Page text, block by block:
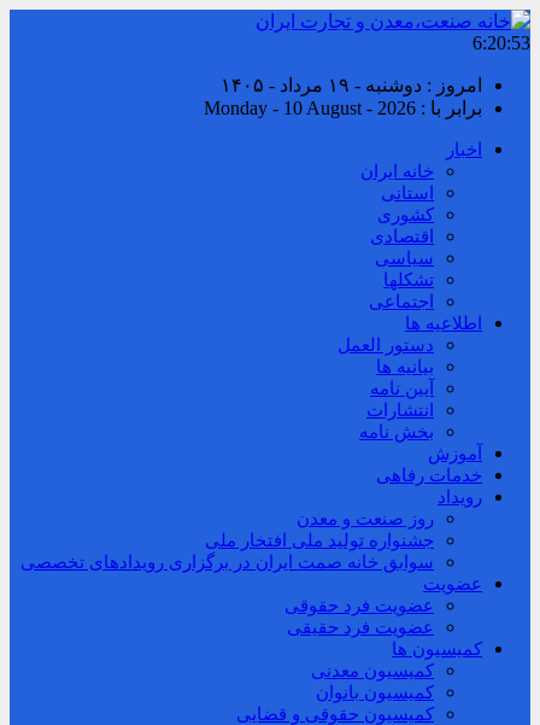
6:20:53
امروز : دوشنبه - ۱۹ مرداد - ۱۴۰۵
برابر با : Monday - 10 August - 2026
اخبار
خانه ایران
استانی
کشوری
اقتصادی
سیاسی
تشکلها
اجتماعی
اطلاعیه ها
دستور العمل
بیانیه ها
آیین نامه
انتشارات
بخش نامه
آموزش
خدمات رفاهی
رویداد
روز صنعت و معدن
جشنواره تولید ملی افتخار ملی
سوابق خانه صمت ایران در برگزاری رویدادهای تخصصی
عضویت
عضویت فرد حقوقی
عضویت فرد حقیقی
کمیسیون ها
کمیسیون معدنی
کمیسیون بانوان
کمیسیون حقوقی و قضایی